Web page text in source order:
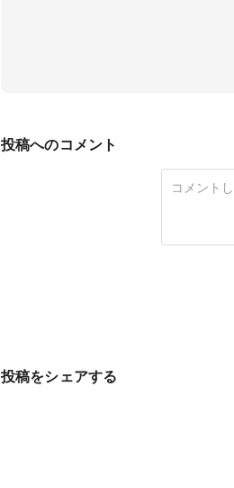
投稿へのコメント
投稿をシェアする